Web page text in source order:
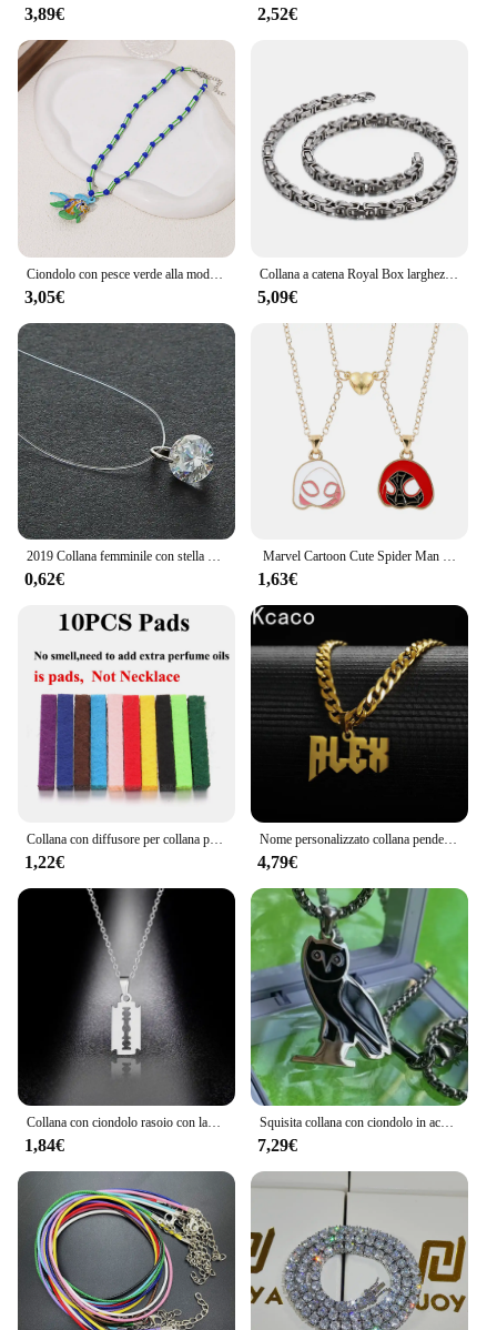
3,89€ 2,52€
3,05€
Collana a catena Royal Box larghezza 4/6/8mm per uomo collana lunga maschile in acciaio inossidabile personalizza gioielli regalo fidanzato
5,09€
2019 Collana femminile con stella a forma di cuore, pendente in meteorite, linea di pesca trasparente, collana con pendenti in zircone da donna invisibile
0,62€
Marvel Cartoon Cute Spider Man Collana Creatività Cuore Magnetico Spider Man Catena al collo per regali di gioielli con ciondoli per coppie
1,63€
Collana con diffusore per collana per aromaterapia Collana con ciondolo diffusore di oli essenziali con medaglione in acciaio inossidabile 316L Aroma Profumo
1,22€
Nome personalizzato collana pendente colore oro personalizzato acciaio inossidabile 5mm larghezza catena spessa gioielli per uomo regali
4,79€
Collana con ciondolo rasoio con lama di sicurezza in acciaio inossidabile gioielli Punk Hiphop per uomo ragazzi geometrico animale piccolo girocollo pendente
1,84€
Squisita collana con ciondolo in acciaio inossidabile collana con personalità in stile Hip Hop catena maglione Trend gioielli di nicchia per uomo e donna
7,29€